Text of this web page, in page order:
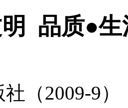
品质●生
（2009-9）